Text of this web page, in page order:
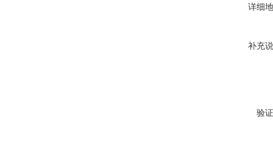
详细
补充
验